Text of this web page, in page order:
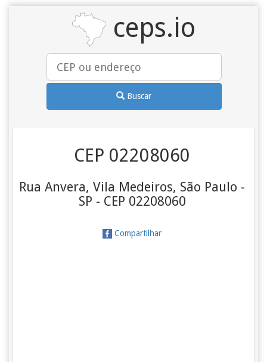
ceps.io
Buscar
CEP 02208060
Rua Anvera, Vila Medeiros, São Paulo -
SP - CEP 02208060
Compartilhar